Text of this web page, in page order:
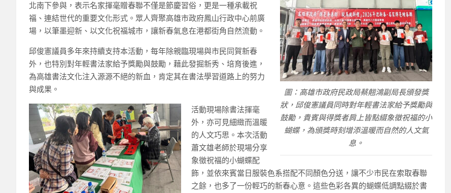
圖：高雄市政府民政局蔡翹鴻副局長頒發獎
狀，邱俊憲議員同時對年輕書法家給予獎勵與
鼓勵，貴賓與得獎者肩上皆點綴象徵祝福的小
蝴蝶，為頒獎時刻增添溫暖而自然的人文氣
息。
北南下參與，表示名家揮毫贈春聯不僅是節慶習俗，更是一種承載祝
福、連結世代的重要文化形式。眾人齊聚高雄市政府鳳山行政中心前廣
場，以筆墨迎新、以文化祝福城市，讓新春氣息在港都街角自然流動。
邱俊憲議員多年來持續支持本活動，每年除親臨現場與市民同賀新春
外，也特別對年輕書法家給予獎勵與鼓勵，藉此發掘新秀、培育後進，
為高雄書法文化注入源源不絕的新血，肯定其在書法學習道路上的努力
與成果。
活動現場除書法揮毫
外，亦可見細緻而溫暖
的人文巧思。本次活動
蕭文雄老師於現場分享
象徵祝福的小蝴蝶配
飾，並依來賓當日服裝色系搭配不同顏色分送，讓不少市民在索取春聯
之餘，也多了一份輕巧的新春心意。這些色彩各異的蝴蝶低調點綴於書